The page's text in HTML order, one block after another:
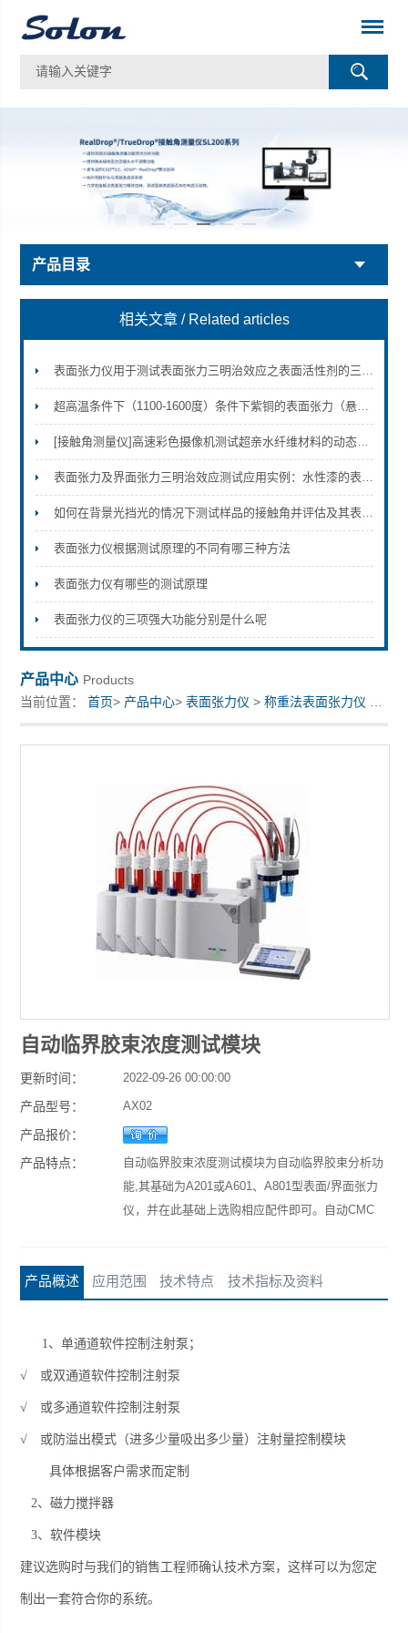
产品目录
相关文章 / Related articles
表面张力仪用于测试表面张力三明治效应之表面活性剂的三明治效应测试
超高温条件下（1100-1600度）条件下紫铜的表面张力（悬滴法）
[接触角测量仪]高速彩色摄像机测试超亲水纤维材料的动态吸附接触角并用于分辨与表征样品的亲水性
表面张力及界面张力三明治效应测试应用实例：水性漆的表面张力三明治分层效应
如何在背景光挡光的情况下测试样品的接触角并评估及其表面清洁度
表面张力仪根据测试原理的不同有哪三种方法
表面张力仪有哪些的测试原理
表面张力仪的三项强大功能分别是什么呢
产品中心 Products
当前位置：首页> 产品中心>表面张力仪 >称重法表面张力仪
自动临界胶束浓度测试模块
更新时间： 2022-09-26 00:00:00
产品型号： AX02
产品报价：
产品特点：
自动临界胶束浓度测试模块为自动临界胶束分析功
能,其基础为A201或A601、A801型表面/界面张力
仪，并在此基础上选购相应配件即可。自动CMC
产品概述 应用范围 技术特点 技术指标及资料
1、单通道软件控制注射泵；
√ 或双通道软件控制注射泵
√ 或多通道软件控制注射泵
√ 或防溢出模式（进多少量吸出多少量）注射量控制模块
具体根据客户需求而定制
2、磁力搅拌器
3、软件模块
建议选购时与我们的销售工程师确认技术方案，这样可以为您定
制出一套符合你的系统。